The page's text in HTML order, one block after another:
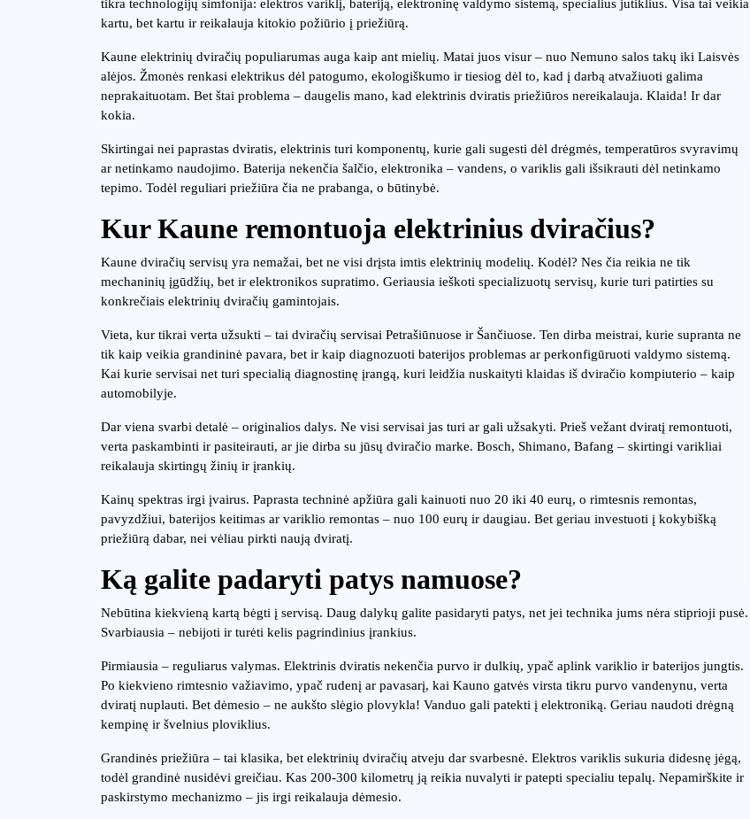
tikra technologijų simfonija: elektros variklį, bateriją, elektroninę valdymo sistemą, specialius jutiklius. Visa tai veikia
kartu, bet kartu ir reikalauja kitokio požiūrio į priežiūrą.
Kaune elektrinių dviračių populiarumas auga kaip ant mielių. Matai juos visur – nuo Nemuno salos takų iki Laisvės
alėjos. Žmonės renkasi elektrikus dėl patogumo, ekologiškumo ir tiesiog dėl to, kad į darbą atvažiuoti galima
neprakaituotam. Bet štai problema – daugelis mano, kad elektrinis dviratis priežiūros nereikalauja. Klaida! Ir dar
kokia.
Skirtingai nei paprastas dviratis, elektrinis turi komponentų, kurie gali sugesti dėl drėgmės, temperatūros svyravimų
ar netinkamo naudojimo. Baterija nekenčia šalčio, elektronika – vandens, o variklis gali išsikrauti dėl netinkamo
tepimo. Todėl reguliari priežiūra čia ne prabanga, o būtinybė.
Kur Kaune remontuoja elektrinius dviračius?
Kaune dviračių servisų yra nemažai, bet ne visi drįsta imtis elektrinių modelių. Kodėl? Nes čia reikia ne tik
mechaninių įgūdžių, bet ir elektronikos supratimo. Geriausia ieškoti specializuotų servisų, kurie turi patirties su
konkrečiais elektrinių dviračių gamintojais.
Vieta, kur tikrai verta užsukti – tai dviračių servisai Petrašiūnuose ir Šančiuose. Ten dirba meistrai, kurie supranta ne
tik kaip veikia grandininė pavara, bet ir kaip diagnozuoti baterijos problemas ar perkonfigūruoti valdymo sistemą.
Kai kurie servisai net turi specialią diagnostinę įrangą, kuri leidžia nuskaityti klaidas iš dviračio kompiuterio – kaip
automobilyje.
Dar viena svarbi detalė – originalios dalys. Ne visi servisai jas turi ar gali užsakyti. Prieš vežant dviratį remontuoti,
verta paskambinti ir pasiteirauti, ar jie dirba su jūsų dviračio marke. Bosch, Shimano, Bafang – skirtingi varikliai
reikalauja skirtingų žinių ir įrankių.
Kainų spektras irgi įvairus. Paprasta techninė apžiūra gali kainuoti nuo 20 iki 40 eurų, o rimtesnis remontas,
pavyzdžiui, baterijos keitimas ar variklio remontas – nuo 100 eurų ir daugiau. Bet geriau investuoti į kokybišką
priežiūrą dabar, nei vėliau pirkti naują dviratį.
Ką galite padaryti patys namuose?
Nebūtina kiekvieną kartą bėgti į servisą. Daug dalykų galite pasidaryti patys, net jei technika jums nėra stiprioji pusė.
Svarbiausia – nebijoti ir turėti kelis pagrindinius įrankius.
Pirmiausia – reguliarus valymas. Elektrinis dviratis nekenčia purvo ir dulkių, ypač aplink variklio ir baterijos jungtis.
Po kiekvieno rimtesnio važiavimo, ypač rudenį ar pavasarį, kai Kauno gatvės virsta tikru purvo vandenynu, verta
dviratį nuplauti. Bet dėmesio – ne aukšto slėgio plovykla! Vanduo gali patekti į elektroniką. Geriau naudoti drėgną
kempinę ir švelnius ploviklius.
Grandinės priežiūra – tai klasika, bet elektrinių dviračių atveju dar svarbesnė. Elektros variklis sukuria didesnę jėgą,
todėl grandinė nusidėvi greičiau. Kas 200-300 kilometrų ją reikia nuvalyti ir patepti specialiu tepalų. Nepamirškite ir
paskirstymo mechanizmo – jis irgi reikalauja dėmesio.